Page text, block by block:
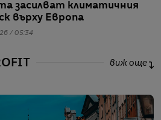
засилват климатичния
върху Европа
/ 05:34
виж още